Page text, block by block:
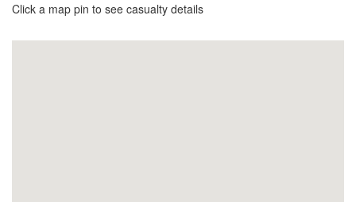
Click a map pin to see casualty details